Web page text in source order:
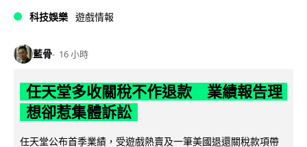
科技娛樂 遊戲情報
藍骨 16 小時
任天堂多收關稅不作退款 業績報告理
想卻惹集體訴訟
任天堂公布首季業績，受遊戲熱賣及一筆美國退還關稅款項帶